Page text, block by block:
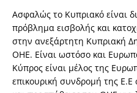
Ασφαλώς το Κυπριακό είναι
πρόβλημα εισβολής και
στην ανεξάρτητη Κυπριακή
ΟΗΕ. Είναι ωστόσο και
Κύπρος είναι μέλος της
επικουρική συνδρομή της Ε.Ε